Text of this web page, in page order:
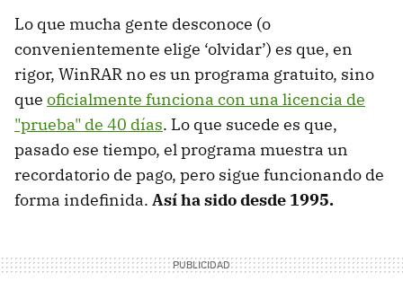
Lo que mucha gente desconoce (o
convenientemente elige ‘olvidar’) es que, en
rigor, WinRAR no es un programa gratuito, sino
que oficialmente funciona con una licencia de
"prueba" de 40 días. Lo que sucede es que,
pasado ese tiempo, el programa muestra un
recordatorio de pago, pero sigue funcionando de
forma indefinida. Así ha sido desde 1995.